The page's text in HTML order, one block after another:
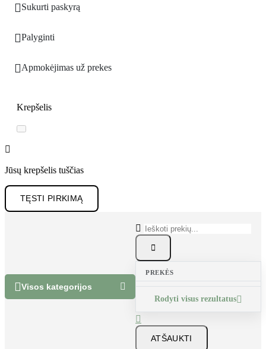
Sukurti paskyrą
Palyginti
Apmokėjimas už prekes
Krepšelis

Jūsų krepšelis tuščias
TĘSTI PIRKIMĄ
Visos kategorijos 


PREKĖS
Rodyti visus rezultatus

ATŠAUKTI